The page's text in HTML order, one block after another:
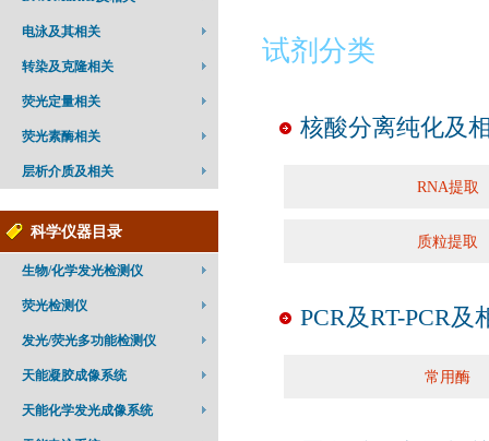
电泳及其相关
转染及克隆相关
荧光定量相关
荧光素酶相关
层析介质及相关
科学仪器目录
生物/化学发光检测仪
荧光检测仪
发光/荧光多功能检测仪
天能凝胶成像系统
天能化学发光成像系统
试剂分类
核酸分离纯化及
RNA提取
质粒提取
PCR及RT-PCR及
常用酶